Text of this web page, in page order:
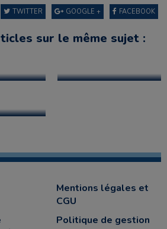
FACEBOOK
GOOGLE +
TWITTER
sur le même sujet :
Mentions légales et
CGU
Politique de gestion